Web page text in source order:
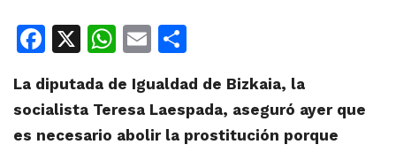
Facebook
X WhatsApp
Email
La diputada de Igualdad de Bizkaia, la
socialista Teresa Laespada, aseguró ayer que
es necesario abolir la prostitución porque